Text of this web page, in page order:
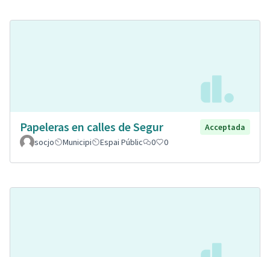
Papeleras en calles de Segur
Acceptada
socjo
Municipi Espai Públic 0 0